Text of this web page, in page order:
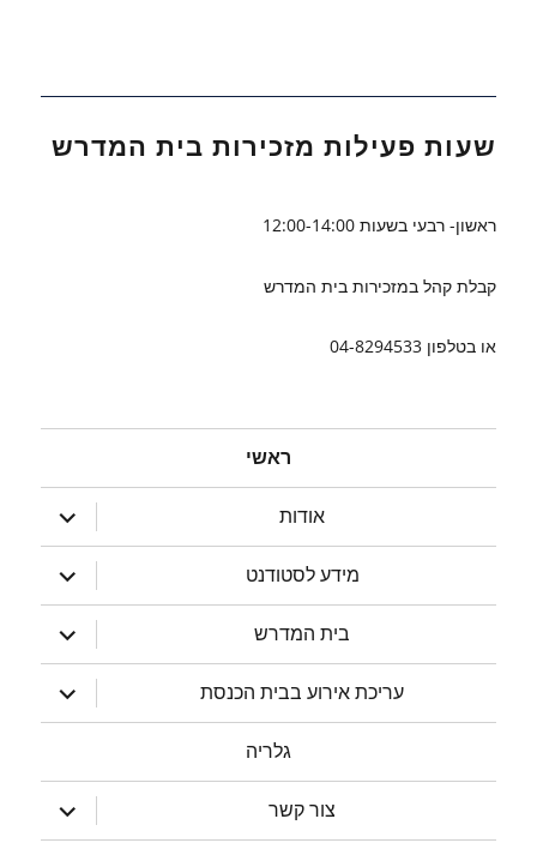
שעות פעילות מזכירות בית המדרש
ראשון- רבעי בשעות 12:00-14:00
קבלת קהל במזכירות בית המדרש
או בטלפון 04-8294533
ראשי
אודות הצג
תפריט
מידע לסטודנט
הצג
תפריט
בית המדרש
הצג
תפריט
עריכת אירוע בבית הכנסת
הצג
תפריט
גלריה
צור קשר הצג
תפריט